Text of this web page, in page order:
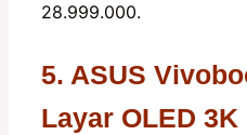
28.999.000.
5. ASUS
Layar OLED 3K